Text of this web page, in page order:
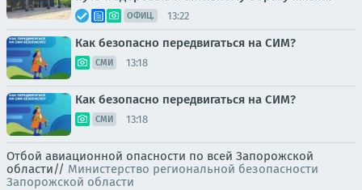
ОФИЦ. 13:22
Как безопасно передвигаться на СИМ?
СМИ 13:18
Как безопасно передвигаться на СИМ?
СМИ 13:18
Отбой авиационной опасности по всей Запорожской
области// Министерство региональной безопасности
Запорожской области